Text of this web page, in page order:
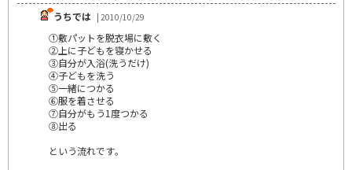
うちでは | 2010/10/29
①敷パットを脱衣場に敷く
②上に子どもを寝かせる
③自分が入浴(洗うだけ)
④子どもを洗う
⑤一緒につかる
⑥服を着させる
⑦自分がもう1度つかる
⑧出る
という流れです｡